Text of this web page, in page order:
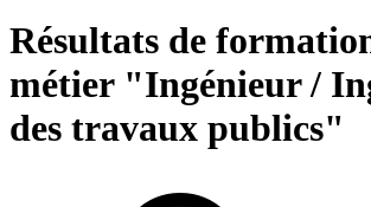
Résultats de
métier "Ingénieur /
des travaux publics"